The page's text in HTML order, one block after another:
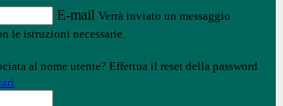
E-mail Verrà inviato un messaggio
le istruzioni necessarie.
al nome utente? Effettua il reset della password